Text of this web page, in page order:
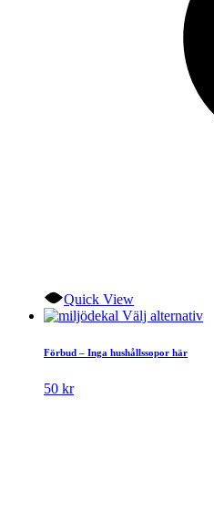
Quick View
Välj alternativ
Förbud – Inga hushållssopor här
50 kr